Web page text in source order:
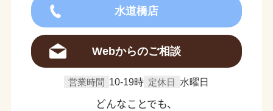
水道橋店
Webからのご相談
営業時間 10-19時 定休日 水曜日
どんなことでも、